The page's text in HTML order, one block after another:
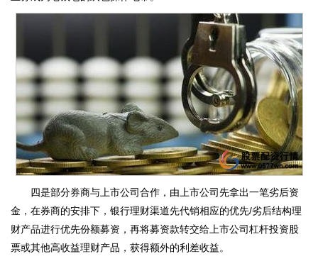
四是部分券商与上市公司合作，由上市公司先拿出一笔劣后资
金，在券商的安排下，银行理财渠道先代销相应的优先/劣后结构理
财产品进行优先份额募资，再将募资款转交给上市公司杠杆投资股
票或其他高收益理财产品，获得额外的利差收益。